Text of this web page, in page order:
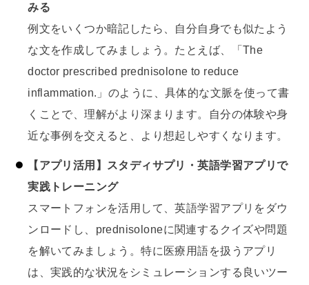
みる
例文をいくつか暗記したら、自分自身でも似たよう
な文を作成してみましょう。たとえば、「The
doctor prescribed prednisolone to reduce
inflammation.」のように、具体的な文脈を使って書
くことで、理解がより深まります。自分の体験や身
近な事例を交えると、より想起しやすくなります。
【アプリ活用】スタディサプリ・英語学習アプリで
実践トレーニング
スマートフォンを活用して、英語学習アプリをダウ
ンロードし、prednisoloneに関連するクイズや問題
を解いてみましょう。特に医療用語を扱うアプリ
は、実践的な状況をシミュレーションする良いツー